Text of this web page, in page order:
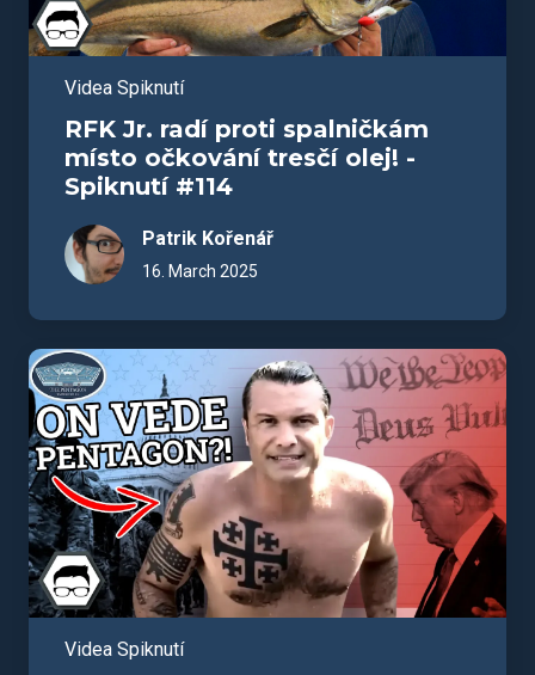
Videa Spiknutí
RFK Jr. radí proti spalničkám
místo očkování tresčí olej! -
Spiknutí #114
Patrik Kořenář
16. March 2025
Videa Spiknutí